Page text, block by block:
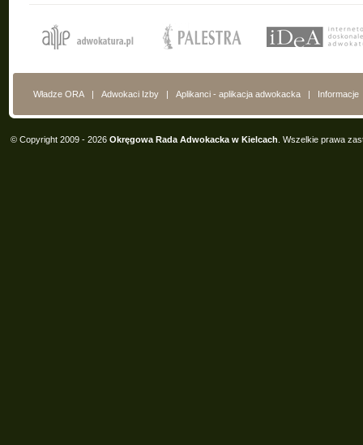
Władze ORA | Adwokaci Izby | Aplikanci - aplikacja adwokacka | Informacje
© Copyright 2009 - 2026 Okręgowa Rada Adwokacka w Kielcach . Wszelkie prawa